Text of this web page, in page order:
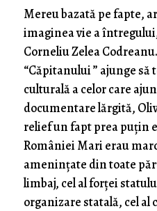
Mereu bazată pe fapte,
imaginea vie a
Corneliu Zelea
“Căpitanului ” ajunge
culturală a celor care
documentare lărgită,
relief un fapt prea puțin
României Mari erau
amenințate din toate
limbaj, cel al forței
organizare statală, cel